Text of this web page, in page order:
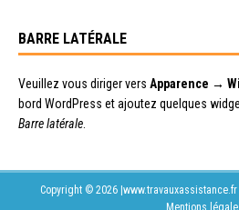
BARRE LATÉRALE
Veuillez vous diriger vers Apparence →
bord WordPress et ajoutez quelques
Barre latérale
Copyright © 2026
Mentions